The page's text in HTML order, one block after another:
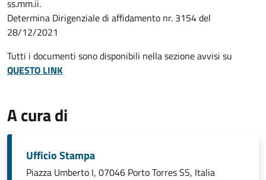
ss.mm.ii.
Determina Dirigenziale di affidamento nr. 3154 del
28/12/2021
Tutti i documenti sono disponibili nella sezione avvisi su
QUESTO LINK
A cura di
Ufficio Stampa
Piazza Umberto I, 07046 Porto Torres SS, Italia